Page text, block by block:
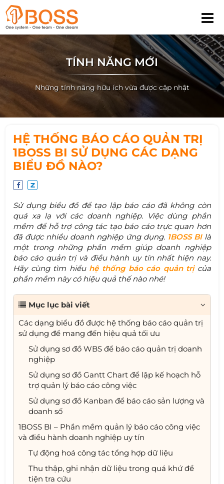
TÍNH NĂNG MỚI
Những tính năng hữu ích vừa được cập nhật
HỆ THỐNG BÁO CÁO QUẢN TRỊ
1BOSS BI SỬ DỤNG CÁC DẠNG
BIỂU ĐỒ NÀO?
Sử dụng biểu đồ để tạo lập báo cáo đã không còn
quá xa lạ với các doanh nghiệp. Việc dùng phần
mềm để hỗ trợ công tác tạo báo cáo trực quan hơn
đã được nhiều doanh nghiệp ứng dụng. 1BOSS BI là
một trong những phần mềm giúp doanh nghiệp
báo cáo quản trị và điều hành uy tín nhất hiện nay.
Hãy cùng tìm hiểu hệ thống báo cáo quản trị của
phần mềm này có hiệu quả thế nào nhé!
Mục lục bài viết
Các dạng biểu đồ được hệ thống báo cáo quản trị
sử dụng để mang đến hiệu quả tối ưu
Sử dụng sơ đồ WBS để báo cáo quản trị doanh
nghiệp
Sử dụng sơ đồ Gantt Chart để lập kế hoạch hỗ
trợ quản lý báo cáo công việc
Sử dụng sơ đồ Kanban để báo cáo sản lượng và
doanh số
1BOSS BI – Phần mềm quản lý báo cáo công việc
và điều hành doanh nghiệp uy tín
Tự động hoá công tác tổng hợp dữ liệu
Thu thập, ghi nhận dữ liệu trong quá khứ để
tiện tra cứu